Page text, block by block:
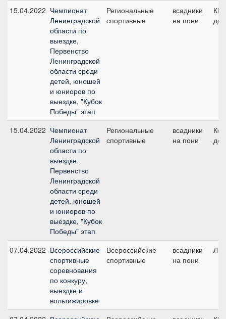
15.04.2022 Чемпионат
Ленинградской
области по
выездке,
Первенство
Ленинградской
области среди
детей, юношей
и юниоров по
выездке, "Кубок
Победы" этап
Региональные
спортивные
всадники
на пони
15.04.2022 Чемпионат
Ленинградской
области по
выездке,
Первенство
Ленинградской
области среди
детей, юношей
и юниоров по
выездке, "Кубок
Победы" этап
Региональные
спортивные
всадники
на пони
07.04.2022 Всероссийские
спортивные
соревнования
по конкуру,
выездке и
вольтижировке
Всероссийские
спортивные
всадники
на пони